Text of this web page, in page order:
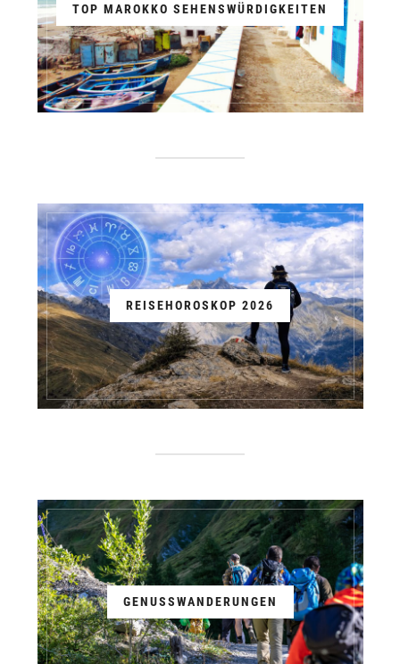
TOP MAROKKO SEHENSWÜRDIGKEITEN
REISEHOROSKOP 2026
GENUSSWANDERUNGEN